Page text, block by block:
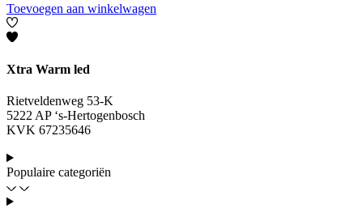
Toevoegen aan winkelwagen
Xtra Warm led
Rietveldenweg 53-K
5222 AP ‘s-Hertogenbosch
KVK 67235646
Populaire categoriën